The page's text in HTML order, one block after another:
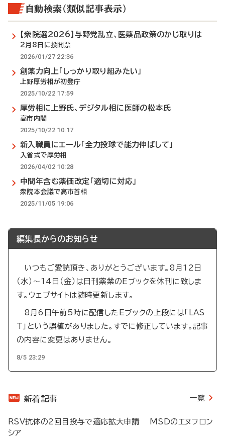
自動検索（類似記事表示）
【衆院選2026】与野党乱立、医薬品政策のかじ取りは
2月8日に投開票
2026/01/27 22:36
創薬力向上「しっかり取り組みたい」
上野厚労相が初登庁
2025/10/22 17:59
厚労相に上野氏、デジタル相に医師の松本氏
高市内閣
2025/10/22 10:17
新入職員にエール「全力投球で能力伸ばして」
入省式で厚労相
2026/04/02 10:28
中間年含む薬価改定「適切に対応」
衆院本会議で高市首相
2025/11/05 19:06
編集長からのお知らせ
いつもご愛読頂き、ありがとうございます。8月12日
（水）～14日（金）は日刊薬業のEブックを休刊に致しま
す。ウェブサイトは随時更新します。
8月6日午前5時に配信したEブックの上段には「LAS
T」という誤植がありました。すでに修正しています。記事
の内容に変更はありません。
8/5 23:29
新着記事 一覧
RSV抗体の2回目投与で適応拡大申請 MSDのエヌフロン
シア